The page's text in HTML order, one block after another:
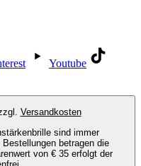
Youtube
Versandkosten
sind immer
betragen die
von € 35 erfolgt der